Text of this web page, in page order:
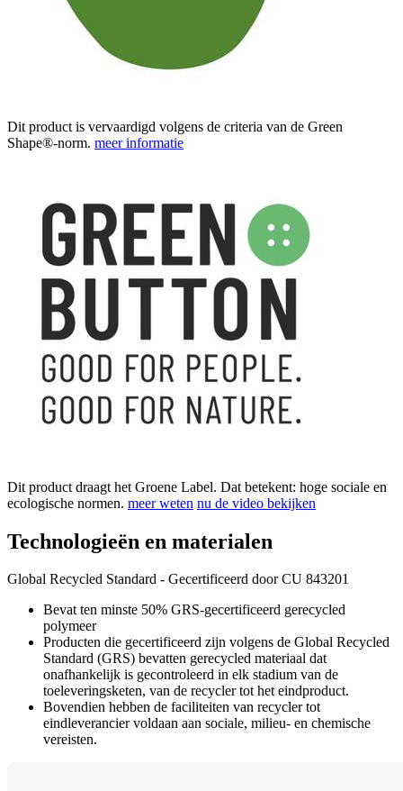
Dit product is vervaardigd volgens de criteria van de Green
Shape®-norm. meer informatie
Dit product draagt het Groene Label. Dat betekent: hoge sociale en
ecologische normen. meer weten nu de video bekijken
Technologieën en materialen
Global Recycled Standard - Gecertificeerd door CU 843201
Bevat ten minste 50% GRS-gecertificeerd gerecycled
polymeer
Producten die gecertificeerd zijn volgens de Global Recycled
Standard (GRS) bevatten gerecycled materiaal dat
onafhankelijk is gecontroleerd in elk stadium van de
toeleveringsketen, van de recycler tot het eindproduct.
Bovendien hebben de faciliteiten van recycler tot
eindleverancier voldaan aan sociale, milieu- en chemische
vereisten.